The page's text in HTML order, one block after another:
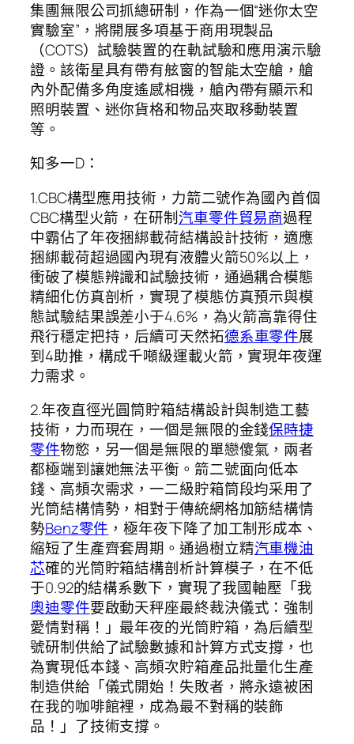
集團無限公司抓總研制，作為一個“迷你太空
實驗室”，將開展多項基于商用現製品
（COTS）試驗裝置的在軌試驗和應用演示驗
證。該衛星具有帶有舷窗的智能太空艙，艙
內外配備多角度遙感相機，艙內帶有顯示和
照明裝置、迷你貨格和物品夾取移動裝置
等。
知多一D：
1.CBC構型應用技術，力箭二號作為國內首個
CBC構型火箭，在研制汽車零件貿易商過程
中霸佔了年夜捆綁載荷結構設計技術，適應
捆綁載荷超過國內現有液體火箭50%以上，
衝破了模態辨識和試驗技術，通過耦合模態
精細化仿真剖析，實現了模態仿真預示與模
態試驗結果誤差小于4.6%，為火箭高靠得住
飛行穩定把持，后續可天然拓德系車零件展
到4助推，構成千噸級運載火箭，實現年夜運
力需求。
2.年夜直徑光圓筒貯箱結構設計與制造工藝
技術，力而現在，一個是無限的金錢保時捷
零件物慾，另一個是無限的單戀傻氣，兩者
都極端到讓她無法平衡。箭二號面向低本
錢、高頻次需求，一二級貯箱筒段均采用了
光筒結構情勢，相對于傳統網格加筋結構情
勢Benz零件 ，極年夜下降了加工制形成本、
縮短了生產齊套周期。通過樹立精汽車機油
芯確的光筒貯箱結構剖析計算模子，在不低
于0.92的結構系數下，實現了我國軸壓「我
奧迪零件要啟動天秤座最終裁決儀式：強制
愛情對稱！」最年夜的光筒貯箱，為后續型
號研制供給了試驗數據和計算方式支撐，也
為實現低本錢、高頻次貯箱產品批量化生產
制造供給「儀式開始！失敗者，將永遠被困
在我的咖啡館裡，成為最不對稱的裝飾
品！」了技術支撐。